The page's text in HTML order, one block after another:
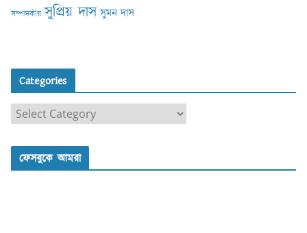
সম্পাদকীয় সুপ্রিয় দাস সুমন দাস
Categories
a
t
ফেসবুকে আমরা